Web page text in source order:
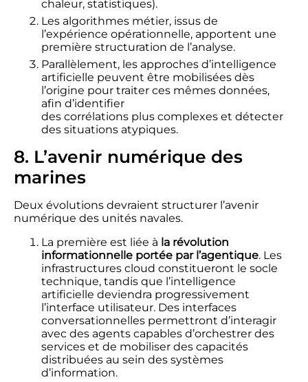
chaleur, statistiques).
Les algorithmes métier, issus de
l’expérience opérationnelle, apportent une
première structuration de l’analyse.
Parallèlement, les approches d’intelligence
artificielle peuvent être mobilisées dès
l’origine pour traiter ces mêmes données,
afin d’identifier
des corrélations plus complexes et détecter
des situations atypiques.
8. L’avenir numérique des
marines
Deux évolutions devraient structurer l’avenir
numérique des unités navales.
La première est liée à la révolution
informationnelle portée par l’agentique. Les
infrastructures cloud constitueront le socle
technique, tandis que l’intelligence
artificielle deviendra progressivement
l’interface utilisateur. Des interfaces
conversationnelles permettront d’interagir
avec des agents capables d’orchestrer des
services et de mobiliser des capacités
distribuées au sein des systèmes
d’information.